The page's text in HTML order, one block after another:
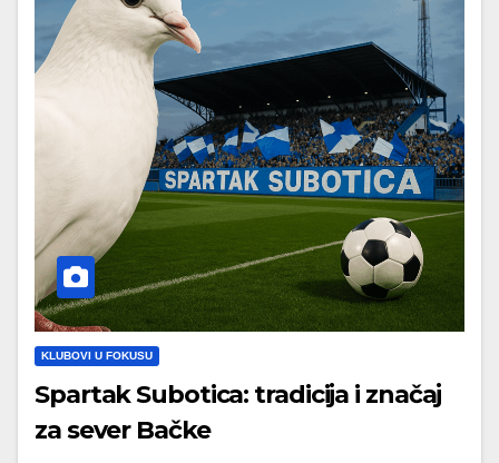
KLUBOVI U FOKUSU
Spartak Subotica: tradicija i značaj
za sever Bačke